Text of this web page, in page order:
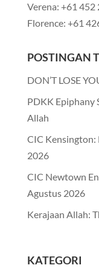
Verena: +61 452
Florence: +61
POSTINGAN
DON’T LOSE
PDKK Epiphany
Allah
CIC Kensington:
2026
CIC Newtown
Agustus 2026
Kerajaan Allah:
KATEGORI